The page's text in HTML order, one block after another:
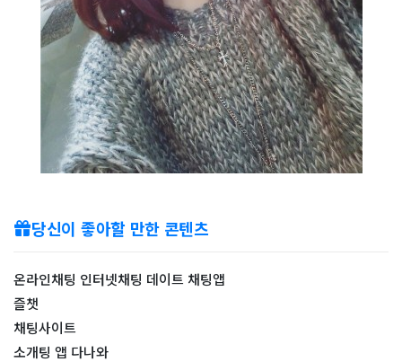
당신이 좋아할 만한 콘텐츠
온라인채팅 인터넷채팅 데이트 채팅앱
즐챗
​채팅사이트
소개팅 앱 다나와